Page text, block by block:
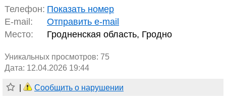
Телефон: Показать номер
E-mail:
Отправить e-mail
Место:
Гродненская область, Гродно
Уникальных просмотров: 75
Дата: 12.04.2026 19:44
Сообщить о нарушении